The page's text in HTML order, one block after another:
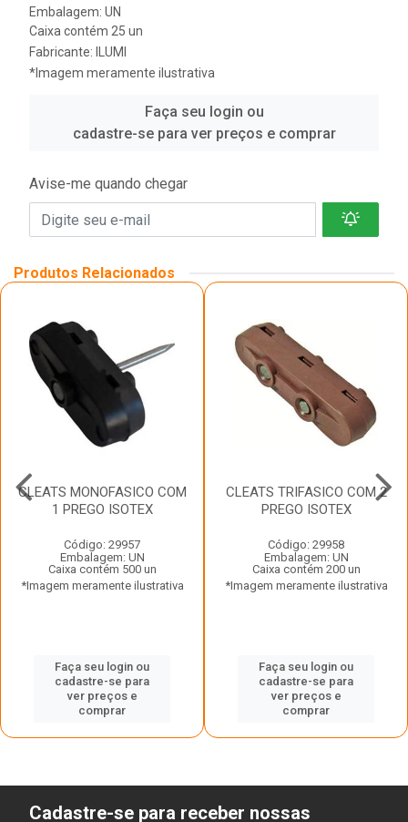
Embalagem: UN
Caixa contém 25 un
Fabricante: ILUMI
*Imagem meramente ilustrativa
Faça seu login ou
cadastre-se para ver preços e comprar
Avise-me quando chegar
Produtos Relacionados
CLEATS MONOFASICO COM
1 PREGO ISOTEX
Código: 29957
Embalagem: UN
Caixa contém 500 un
*Imagem meramente ilustrativa
Faça seu login ou
cadastre-se para
ver preços e
comprar
CLEATS TRIFASICO COM 2
PREGO ISOTEX
Código: 29958
Embalagem: UN
Caixa contém 200 un
*Imagem meramente ilustrativa
Faça seu login ou
cadastre-se para
ver preços e
comprar
Cadastre-se para receber nossas